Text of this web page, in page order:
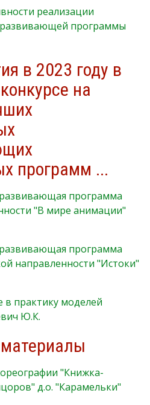
реализации
программы
в 2023 году в
на
программ ...
программа
"В мире анимации"
программа
направленности "Истоки"
практику моделей
Ю.К.
"Книжка-
д.о. "Карамельки"